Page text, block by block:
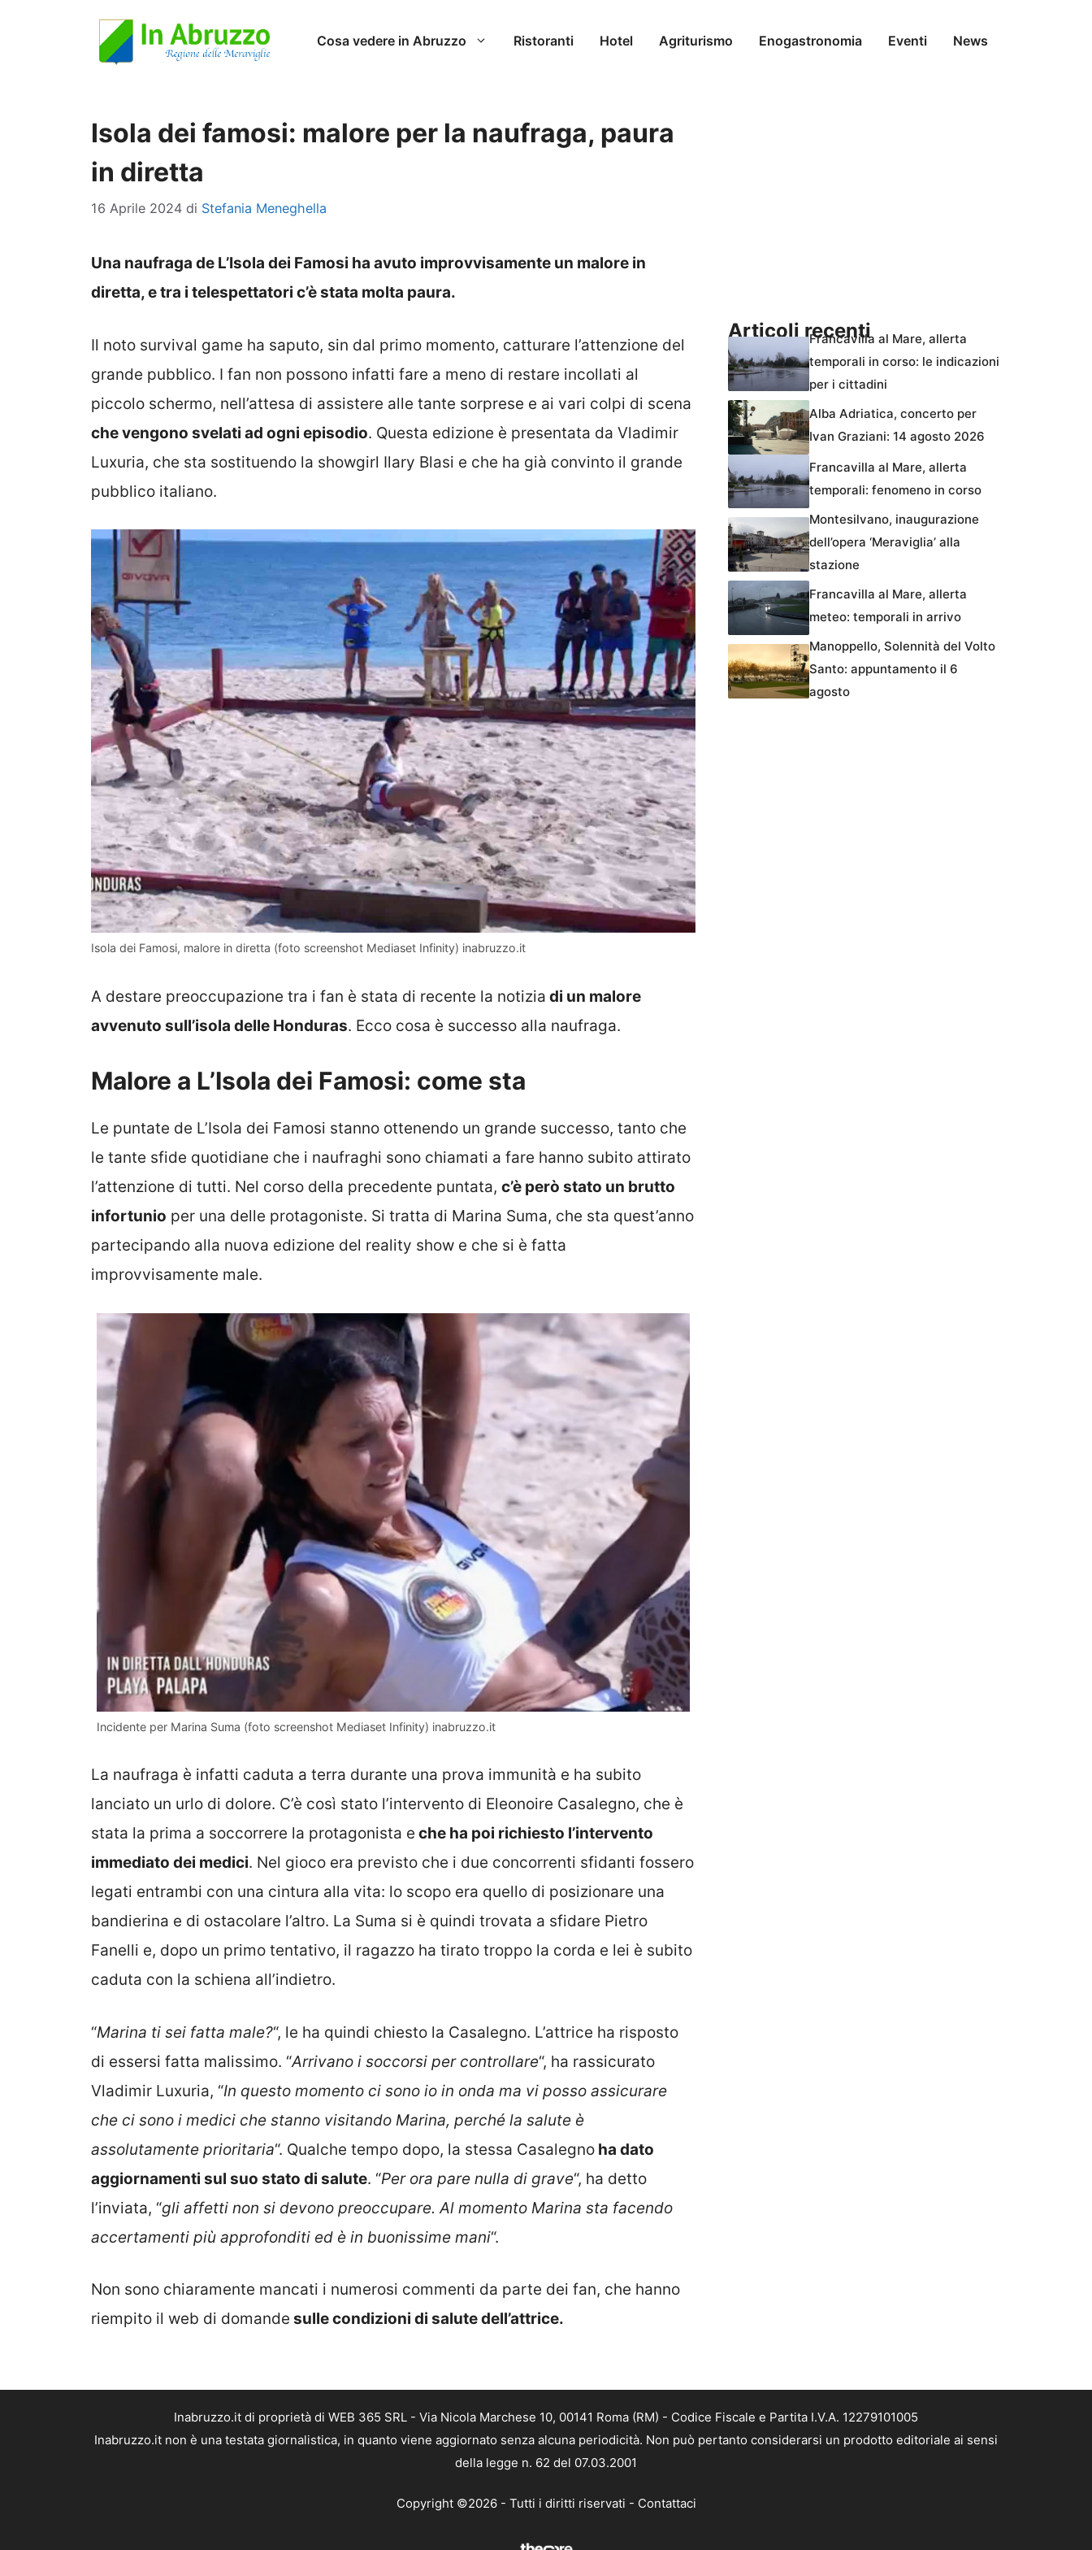
Cosa vedere in Abruzzo Ristoranti Hotel Agriturismo Enogastronomia Eventi News
Isola dei famosi: malore per la naufraga, paura
in diretta
16 Aprile 2024 di Stefania Meneghella
Una naufraga de L’Isola dei Famosi ha avuto improvvisamente un malore in
diretta, e tra i telespettatori c’è stata molta paura.
Il noto survival game ha saputo, sin dal primo momento, catturare l’attenzione del
grande pubblico. I fan non possono infatti fare a meno di restare incollati al
piccolo schermo, nell’attesa di assistere alle tante sorprese e ai vari colpi di scena
che vengono svelati ad ogni episodio. Questa edizione è presentata da Vladimir
Luxuria, che sta sostituendo la showgirl Ilary Blasi e che ha già convinto il grande
pubblico italiano.
Isola dei Famosi, malore in diretta (foto screenshot Mediaset Infinity) inabruzzo.it
A destare preoccupazione tra i fan è stata di recente la notizia di un malore
avvenuto sull’isola delle Honduras. Ecco cosa è successo alla naufraga.
Malore a L’Isola dei Famosi: come sta
Le puntate de L’Isola dei Famosi stanno ottenendo un grande successo, tanto che
le tante sfide quotidiane che i naufraghi sono chiamati a fare hanno subito attirato
l’attenzione di tutti. Nel corso della precedente puntata, c’è però stato un brutto
infortunio per una delle protagoniste. Si tratta di Marina Suma, che sta quest’anno
partecipando alla nuova edizione del reality show e che si è fatta
improvvisamente male.
Incidente per Marina Suma (foto screenshot Mediaset Infinity) inabruzzo.it
La naufraga è infatti caduta a terra durante una prova immunità e ha subito
lanciato un urlo di dolore. C’è così stato l’intervento di Eleonoire Casalegno, che è
stata la prima a soccorrere la protagonista e che ha poi richiesto l’intervento
immediato dei medici. Nel gioco era previsto che i due concorrenti sfidanti fossero
legati entrambi con una cintura alla vita: lo scopo era quello di posizionare una
bandierina e di ostacolare l’altro. La Suma si è quindi trovata a sfidare Pietro
Fanelli e, dopo un primo tentativo, il ragazzo ha tirato troppo la corda e lei è subito
caduta con la schiena all’indietro.
“Marina ti sei fatta male?“, le ha quindi chiesto la Casalegno. L’attrice ha risposto
di essersi fatta malissimo. “Arrivano i soccorsi per controllare“, ha rassicurato
Vladimir Luxuria, “In questo momento ci sono io in onda ma vi posso assicurare
che ci sono i medici che stanno visitando Marina, perché la salute è
assolutamente prioritaria“. Qualche tempo dopo, la stessa Casalegno ha dato
aggiornamenti sul suo stato di salute. “Per ora pare nulla di grave“, ha detto
l’inviata, “gli affetti non si devono preoccupare. Al momento Marina sta facendo
accertamenti più approfonditi ed è in buonissime mani“.
Non sono chiaramente mancati i numerosi commenti da parte dei fan, che hanno
riempito il web di domande sulle condizioni di salute dell’attrice.
Articoli recentiFrancavilla al Mare, allerta
temporali in corso: le indicazioni
per i cittadini
Alba Adriatica, concerto per
Ivan Graziani: 14 agosto 2026
Francavilla al Mare, allerta
temporali: fenomeno in corso
Montesilvano, inaugurazione
dell’opera ‘Meraviglia’ alla
stazione
Francavilla al Mare, allerta
meteo: temporali in arrivo
Manoppello, Solennità del Volto
Santo: appuntamento il 6
agosto
Inabruzzo.it di proprietà di WEB 365 SRL - Via Nicola Marchese 10, 00141 Roma (RM) - Codice Fiscale e Partita I.V.A. 12279101005
Inabruzzo.it non è una testata giornalistica, in quanto viene aggiornato senza alcuna periodicità. Non può pertanto considerarsi un prodotto editoriale ai sensi
della legge n. 62 del 07.03.2001
Copyright ©2026 - Tutti i diritti riservati - Contattaci